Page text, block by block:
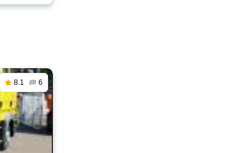
8.1 6